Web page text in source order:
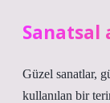
Sanatsal
Güzel sanatlar,
kullanılan bir